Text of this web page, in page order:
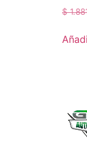
$